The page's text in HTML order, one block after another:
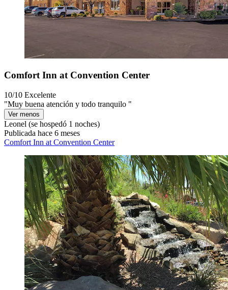
Comfort Inn at Convention Center
10/10 Excelente
"Muy buena atención y todo tranquilo "
Ver menos
Leonel (se hospedó 1 noches)
Publicada hace 6 meses
Comfort Inn at Convention Center